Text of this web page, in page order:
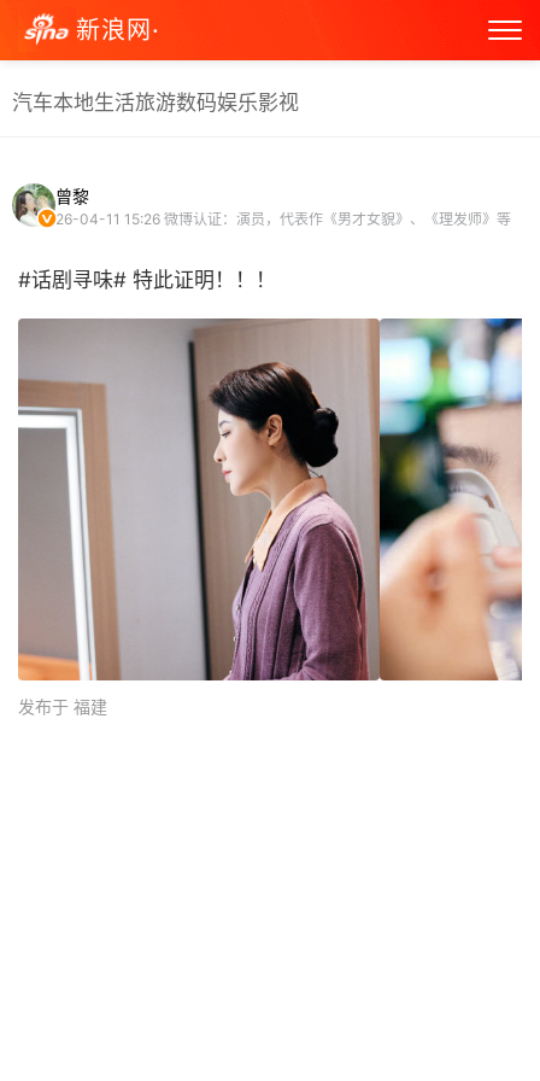
新浪网·
汽车本地生活旅游数码娱乐影视
曾黎
26-04-11 15:26 微博认证：演员，代表作《男才女貌》、《理发师》等
#话剧寻味# 特此证明！！！ ​
发布于 福建